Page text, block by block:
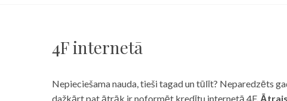
4F internetā
Nepieciešama nauda, tieši tagad un tūlīt? Neparedzēts
dažkārt pat ātrāk ir noformēt kredītu internetā 4F.